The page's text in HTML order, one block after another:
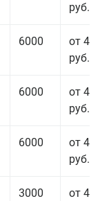
руб.
6000
от 45
руб.
6000
от 46
руб.
6000
от 46
руб.
3000
от 42